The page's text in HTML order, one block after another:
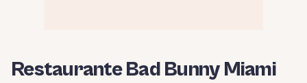
Restaurante Bad Bunny Miami